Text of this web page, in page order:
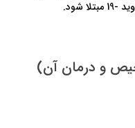
و درمان آن)